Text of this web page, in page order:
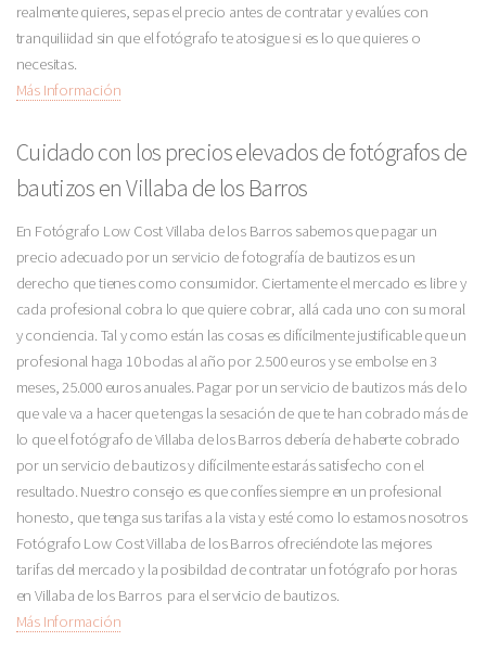
realmente quieres, sepas el precio antes de contratar y evalúes con
tranquiliidad sin que el fotógrafo te atosigue si es lo que quieres o
necesitas.
Más Información
Cuidado con los precios elevados de fotógrafos de
bautizos en Villaba de los Barros
En Fotógrafo Low Cost Villaba de los Barros sabemos que pagar un
precio adecuado por un servicio de fotografía de bautizos es un
derecho que tienes como consumidor. Ciertamente el mercado es libre y
cada profesional cobra lo que quiere cobrar, allá cada uno con su moral
y conciencia. Tal y como están las cosas es difícilmente justificable que un
profesional haga 10 bodas al año por 2.500 euros y se embolse en 3
meses, 25.000 euros anuales. Pagar por un servicio de bautizos más de lo
que vale va a hacer que tengas la sesación de que te han cobrado más de
lo que el fotógrafo de Villaba de los Barros debería de haberte cobrado
por un servicio de bautizos y difícilmente estarás satisfecho con el
resultado. Nuestro consejo es que confíes siempre en un profesional
honesto, que tenga sus tarifas a la vista y esté como lo estamos nosotros
Fotógrafo Low Cost Villaba de los Barros ofreciéndote las mejores
tarifas del mercado y la posibildad de contratar un fotógrafo por horas
en Villaba de los Barros para el servicio de bautizos.
Más Información